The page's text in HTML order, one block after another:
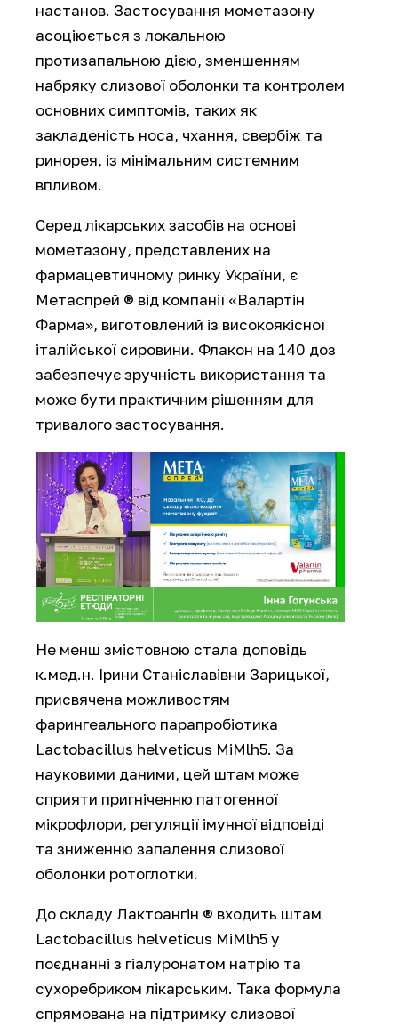
настанов. Застосування мометазону
асоціюється з локальною
протизапальною дією, зменшенням
набряку слизової оболонки та контролем
основних симптомів, таких як
закладеність носа, чхання, свербіж та
ринорея, із мінімальним системним
впливом.
Серед лікарських засобів на основі
мометазону, представлених на
фармацевтичному ринку України, є
Метаспрей ® від компанії «Валартін
Фарма», виготовлений із високоякісної
італійської сировини. Флакон на 140 доз
забезпечує зручність використання та
може бути практичним рішенням для
тривалого застосування.
Не менш змістовною стала доповідь
к.мед.н. Ірини Станіславівни Зарицької,
присвячена можливостям
фарингеального парапробіотика
Lactobacillus helveticus MiMlh5. За
науковими даними, цей штам може
сприяти пригніченню патогенної
мікрофлори, регуляції імунної відповіді
та зниженню запалення слизової
оболонки ротоглотки.
До складу Лактоангін ® входить штам
Lactobacillus helveticus MiMlh5 у
поєднанні з гіалуронатом натрію та
сухоребриком лікарським. Така формула
спрямована на підтримку слизової